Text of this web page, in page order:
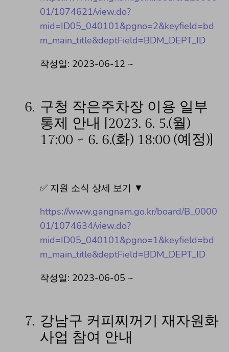
01/1074621/view.do?
mid=ID05_040101&pgno=2&keyfield=bd
m_main_title&deptField=BDM_DEPT_ID
작성일: 2023-06-12 ~
6. 구청 작은주차장 이용 일부
통제 안내 [2023. 6. 5.(월)
17:00 ~ 6. 6.(화) 18:00 (예정)]
✅ 지원 소식 상세 보기 ▼
https://www.gangnam.go.kr/board/B_0000
01/1074634/view.do?
mid=ID05_040101&pgno=1&keyfield=bd
m_main_title&deptField=BDM_DEPT_ID
작성일: 2023-06-05 ~
7. 강남구 커피찌꺼기 재자원화
사업 참여 안내